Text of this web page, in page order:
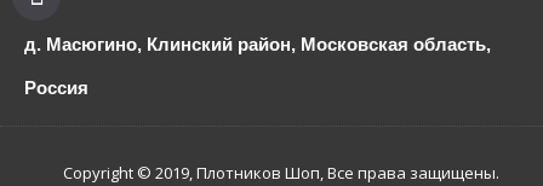
д. Масюгино, Клинский район, Московская область,
Россия
Copyright © 2019, Плотников Шоп, Все права защищены.